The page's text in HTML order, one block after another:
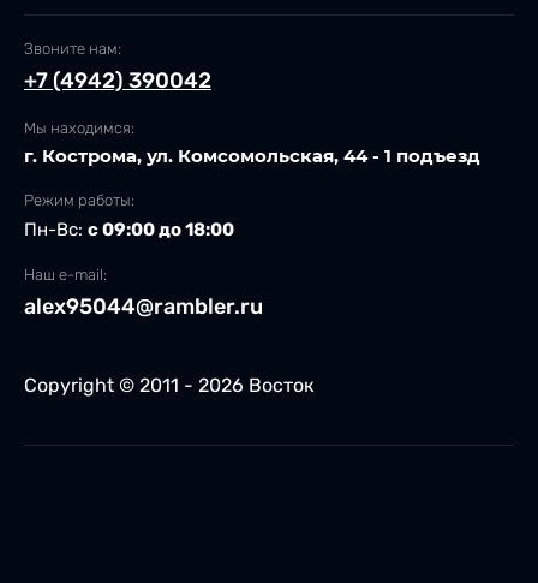
Copyright © 2011 - 2026 Восток
Звоните нам:
+7 (4942) 390042
Мы находимся:
г. Кострома, ул. Комсомольская, 44 - 1 подъезд
Режим работы:
Пн-Вс: с 09:00 до 18:00
Наш e-mail:
alex95044@rambler.ru